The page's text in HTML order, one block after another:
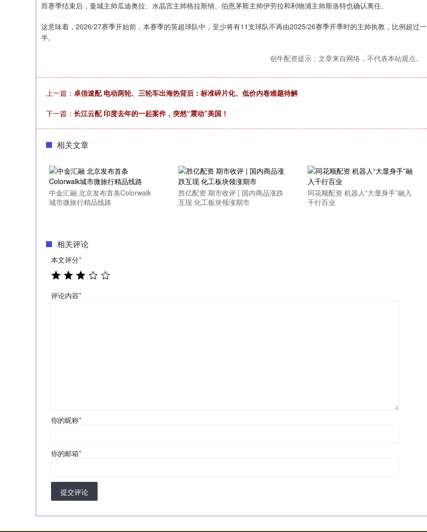
而赛季结束后，曼城主帅瓜迪奥拉、水晶宫主帅格拉斯纳、伯恩茅斯主帅伊劳拉和利物浦主帅斯洛特也确认离任。
这意味着，2026/27赛季开始前，本赛季的英超球队中，至少将有11支球队不再由2025/26赛季开季时的主帅执教，比例超过一
半。
创牛配资提示：文章来自网络，不代表本站观点。
上一篇： 卓信速配 电动两轮、三轮车出海热背后：标准碎片化、低价内卷难题待解
下一篇： 长江云配 印度去年的一起案件，突然“震动”美国！
相关文章
中金汇融 北京发布首条Colorwalk
城市微旅行精品线路
胜亿配资 期市收评 | 国内商品涨跌
互现 化工板块领涨期市
同花顺配资 机器人“大显身手”融入
千行百业
相关评论
本文评分*
评论内容*
你的昵称*
你的邮箱*
提交评论